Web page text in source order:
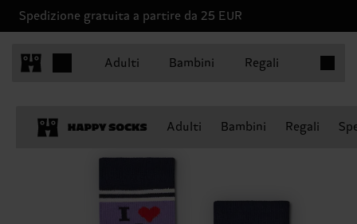
Spedizione gratuita a partire da 25 EUR
Adulti Bambini Regali
Adulti Bambini Regali